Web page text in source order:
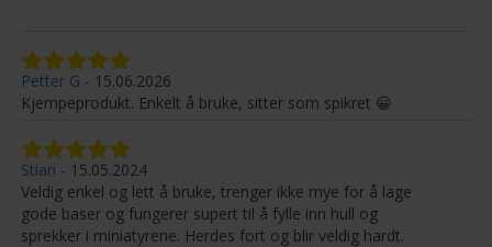
Petter G
15.06.2026
Kjempeprodukt. Enkelt å bruke, sitter som spikret 😀
Stian
15.05.2024
Veldig enkel og lett å bruke, trenger ikke mye for å lage
gode baser og fungerer supert til å fylle inn hull og
sprekker i miniatyrene. Herdes fort og blir veldig hardt.